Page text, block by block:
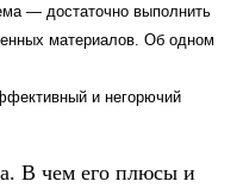
— достаточно выполнить
материалов. Об одном
и негорючий
В чем его плюсы и